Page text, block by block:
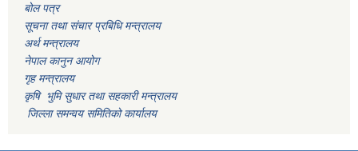
बोल पत्र
सूचना तथा संचार प्रबिधि मन्त्रालय
अर्थ मन्त्रालय
नेपाल कानुन आयोग
गृह मन्त्रालय
कृषि भुमि सुधार तथा सहकारी मन्त्रालय
जिल्ला समन्वय समितिको कार्यालय